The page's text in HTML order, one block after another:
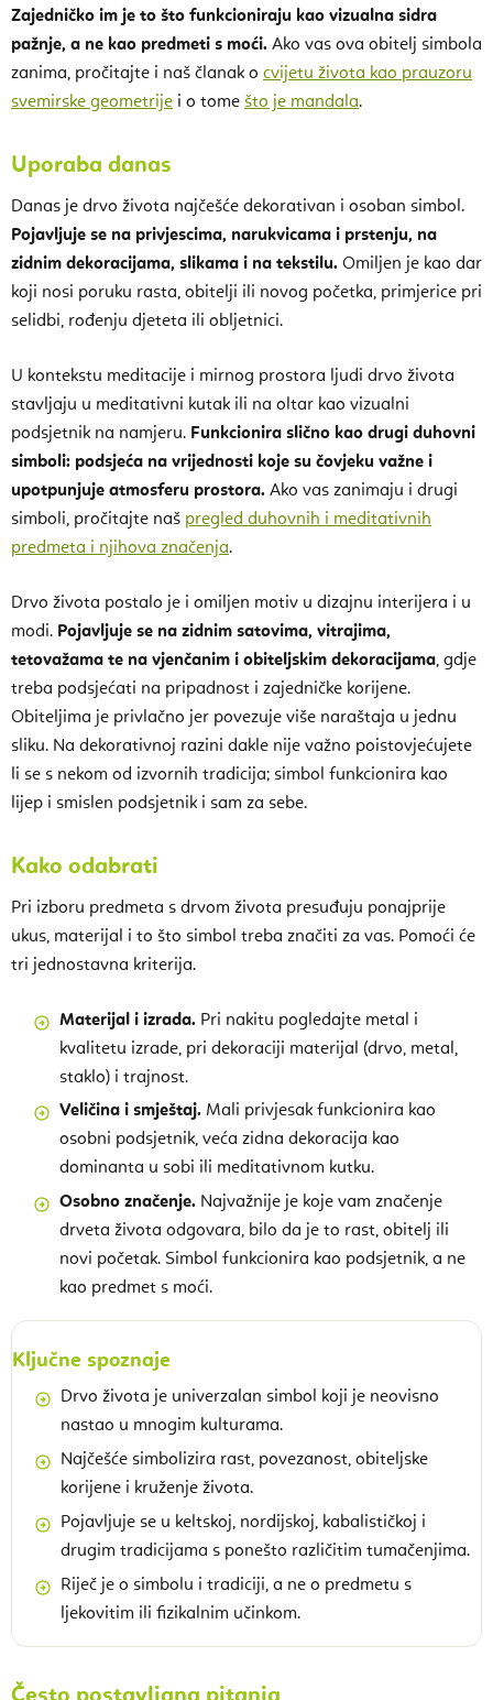
Zajedničko im je to što funkcioniraju kao vizualna sidra
pažnje, a ne kao predmeti s moći. Ako vas ova obitelj simbola
zanima, pročitajte i naš članak o cvijetu života kao prauzoru
svemirske geometrije i o tome što je mandala.
Uporaba danas
Danas je drvo života najčešće dekorativan i osoban simbol.
Pojavljuje se na privjescima, narukvicama i prstenju, na
zidnim dekoracijama, slikama i na tekstilu. Omiljen je kao dar
koji nosi poruku rasta, obitelji ili novog početka, primjerice pri
selidbi, rođenju djeteta ili obljetnici.
U kontekstu meditacije i mirnog prostora ljudi drvo života
stavljaju u meditativni kutak ili na oltar kao vizualni
podsjetnik na namjeru. Funkcionira slično kao drugi duhovni
simboli: podsjeća na vrijednosti koje su čovjeku važne i
upotpunjuje atmosferu prostora. Ako vas zanimaju i drugi
simboli, pročitajte naš pregled duhovnih i meditativnih
predmeta i njihova značenja.
Drvo života postalo je i omiljen motiv u dizajnu interijera i u
modi. Pojavljuje se na zidnim satovima, vitrajima,
tetovažama te na vjenčanim i obiteljskim dekoracijama, gdje
treba podsjećati na pripadnost i zajedničke korijene.
Obiteljima je privlačno jer povezuje više naraštaja u jednu
sliku. Na dekorativnoj razini dakle nije važno poistovjećujete
li se s nekom od izvornih tradicija; simbol funkcionira kao
lijep i smislen podsjetnik i sam za sebe.
Kako odabrati
Pri izboru predmeta s drvom života presuđuju ponajprije
ukus, materijal i to što simbol treba značiti za vas. Pomoći će
tri jednostavna kriterija.
Materijal i izrada. Pri nakitu pogledajte metal i
kvalitetu izrade, pri dekoraciji materijal (drvo, metal,
staklo) i trajnost.
Veličina i smještaj. Mali privjesak funkcionira kao
osobni podsjetnik, veća zidna dekoracija kao
dominanta u sobi ili meditativnom kutku.
Osobno značenje. Najvažnije je koje vam značenje
drveta života odgovara, bilo da je to rast, obitelj ili
novi početak. Simbol funkcionira kao podsjetnik, a ne
kao predmet s moći.
Ključne spoznaje
Drvo života je univerzalan simbol koji je neovisno
nastao u mnogim kulturama.
Najčešće simbolizira rast, povezanost, obiteljske
korijene i kruženje života.
Pojavljuje se u keltskoj, nordijskoj, kabalističkoj i
drugim tradicijama s ponešto različitim tumačenjima.
Riječ je o simbolu i tradiciji, a ne o predmetu s
ljekovitim ili fizikalnim učinkom.